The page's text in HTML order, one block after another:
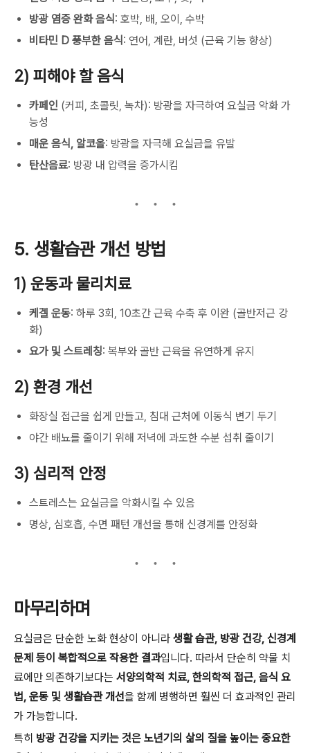
방광 염증 완화 음식 : 호박, 배, 오이, 수박
비타민 D 풍부한 음식 : 연어, 계란, 버섯 (근육 기능 향상)
2) 피해야 할 음식
카페인 (커피, 초콜릿, 녹차): 방광을 자극하여 요실금 악화 가
능성
매운 음식, 알코올: 방광을 자극해 요실금을 유발
탄산음료: 방광 내 압력을 증가시킴
5. 생활습관 개선 방법
1) 운동과 물리치료
케겔 운동: 하루 3회, 10초간 근육 수축 후 이완 (골반저근 강
화)
요가 및 스트레칭: 복부와 골반 근육을 유연하게 유지
2) 환경 개선
화장실 접근을 쉽게 만들고, 침대 근처에 이동식 변기 두기
야간 배뇨를 줄이기 위해 저녁에 과도한 수분 섭취 줄이기
3) 심리적 안정
스트레스는 요실금을 악화시킬 수 있음
명상, 심호흡, 수면 패턴 개선을 통해 신경계를 안정화
마무리하며
요실금은 단순한 노화 현상이 아니라 생활 습관, 방광 건강, 신경계
문제 등이 복합적으로 작용한 결과입니다. 따라서 단순히 약물 치
료에만 의존하기보다는 서양의학적 치료, 한의학적 접근, 음식 요
법, 운동 및 생활습관 개선을 함께 병행하면 훨씬 더 효과적인 관리
가 가능합니다.
특히 방광 건강을 지키는 것은 노년기의 삶의 질을 높이는 중요한